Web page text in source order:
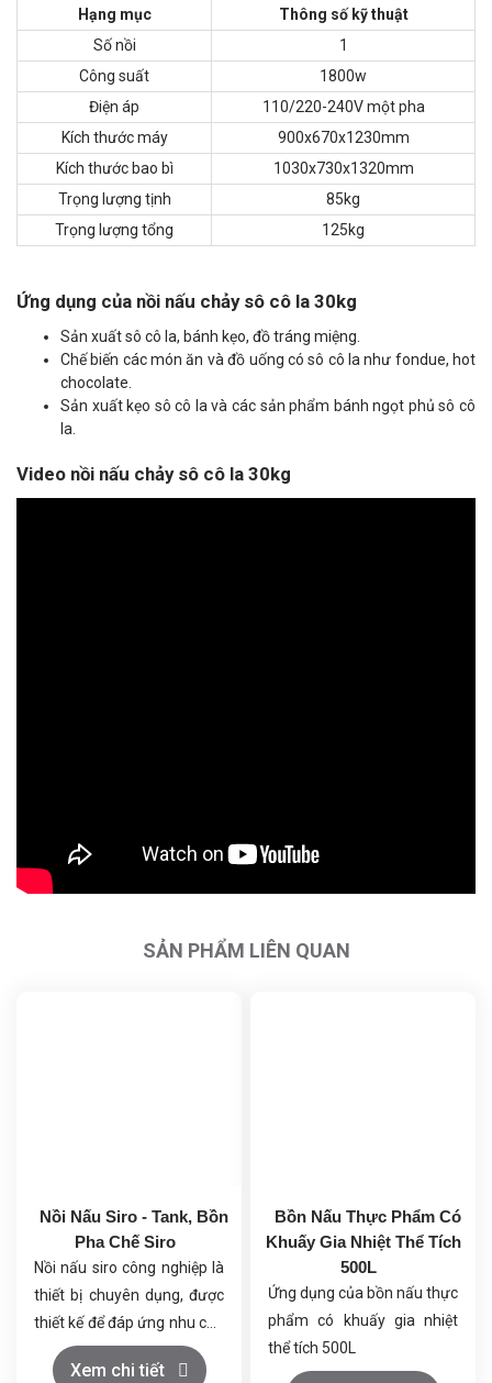
Hạng mục
Thông số kỹ thuật
Số nồi
1
Công suất
1800w
Điện áp
110/220-240V một pha
Kích thước máy
900x670x1230mm
Kích thước bao bì
1030x730x1320mm
Trọng lượng tịnh
85kg
Trọng lượng tổng
125kg
Ứng dụng của nồi nấu chảy sô cô la 30kg
Sản xuất sô cô la, bánh kẹo, đồ tráng miệng.
Chế biến các món ăn và đồ uống có sô cô la như fondue, hot
chocolate.
Sản xuất kẹo sô cô la và các sản phẩm bánh ngọt phủ sô cô
la.
Video nồi nấu chảy sô cô la 30kg
SẢN PHẨM LIÊN QUAN
Nồi Nấu Siro - Tank, Bồn
Pha Chế Siro
Nồi nấu siro công nghiệp là
thiết bị chuyên dụng, được
thiết kế để đáp ứng nhu cầu
sản xuất siro ở quy mô lớn.
Với chất liệu chủ yếu là inox
Hệ thống gia nhiệt có thể sử
Xem chi tiết
Bồn Nấu Thực Phẩm Có
Khuấy Gia Nhiệt Thể Tích
500L
Ứng dụng của bồn nấu thực
phẩm có khuấy gia nhiệt
thể tích 500L